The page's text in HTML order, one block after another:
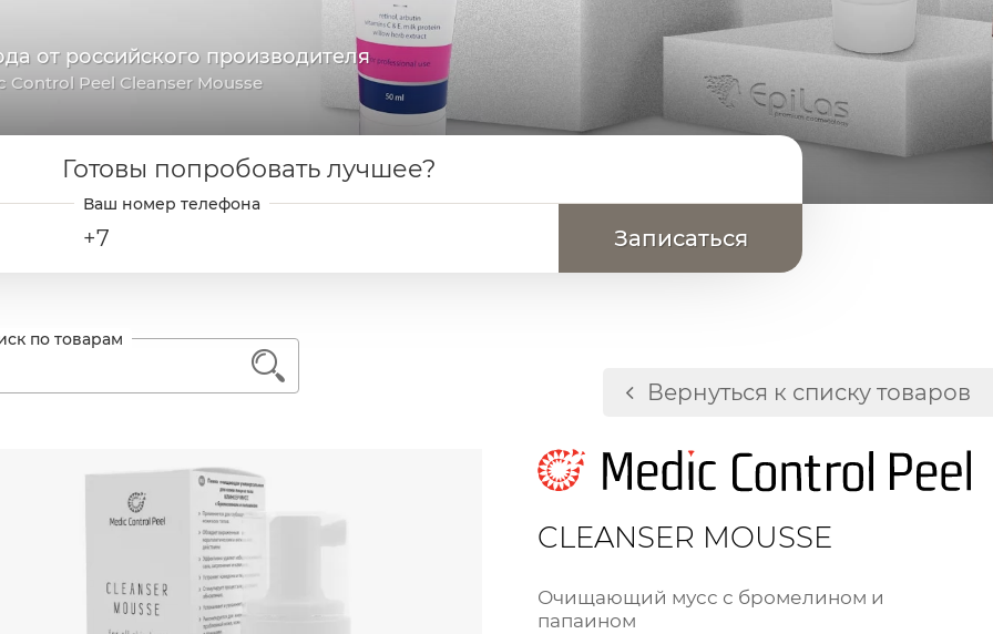
от российского производителя
Control Peel Cleanser Mousse
Готовы попробовать лучшее?
+7
Вернуться к списку товаров
1
CLEANSER MOUSSE
Очищающий мусс с бромелином и
папаином